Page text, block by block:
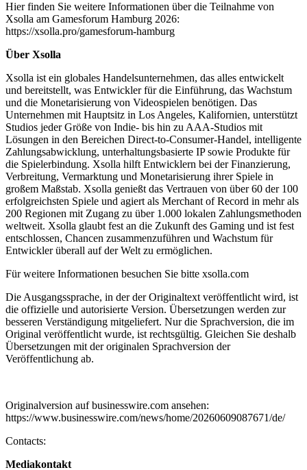
Hier finden Sie weitere Informationen über die Teilnahme von
Xsolla am Gamesforum Hamburg 2026:
https://xsolla.pro/gamesforum-hamburg
Über Xsolla
Xsolla ist ein globales Handelsunternehmen, das alles entwickelt
und bereitstellt, was Entwickler für die Einführung, das Wachstum
und die Monetarisierung von Videospielen benötigen. Das
Unternehmen mit Hauptsitz in Los Angeles, Kalifornien, unterstützt
Studios jeder Größe von Indie- bis hin zu AAA-Studios mit
Lösungen in den Bereichen Direct-to-Consumer-Handel, intelligente
Zahlungsabwicklung, unterhaltungsbasierte IP sowie Produkte für
die Spielerbindung. Xsolla hilft Entwicklern bei der Finanzierung,
Verbreitung, Vermarktung und Monetarisierung ihrer Spiele in
großem Maßstab. Xsolla genießt das Vertrauen von über 60 der 100
erfolgreichsten Spiele und agiert als Merchant of Record in mehr als
200 Regionen mit Zugang zu über 1.000 lokalen Zahlungsmethoden
weltweit. Xsolla glaubt fest an die Zukunft des Gaming und ist fest
entschlossen, Chancen zusammenzuführen und Wachstum für
Entwickler überall auf der Welt zu ermöglichen.
Für weitere Informationen besuchen Sie bitte xsolla.com
Die Ausgangssprache, in der der Originaltext veröffentlicht wird, ist
die offizielle und autorisierte Version. Übersetzungen werden zur
besseren Verständigung mitgeliefert. Nur die Sprachversion, die im
Original veröffentlicht wurde, ist rechtsgültig. Gleichen Sie deshalb
Übersetzungen mit der originalen Sprachversion der
Veröffentlichung ab.
Originalversion auf businesswire.com ansehen:
https://www.businesswire.com/news/home/20260609087671/de/
Contacts:
Mediakontakt